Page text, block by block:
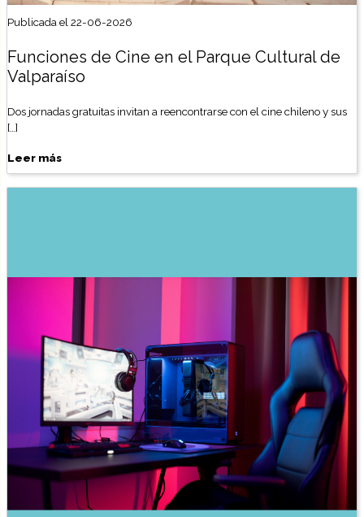
Publicada el 22-06-2026
Funciones de Cine en el Parque Cultural de
Valparaíso
Dos jornadas gratuitas invitan a reencontrarse con el cine chileno y sus
[…]
Leer más